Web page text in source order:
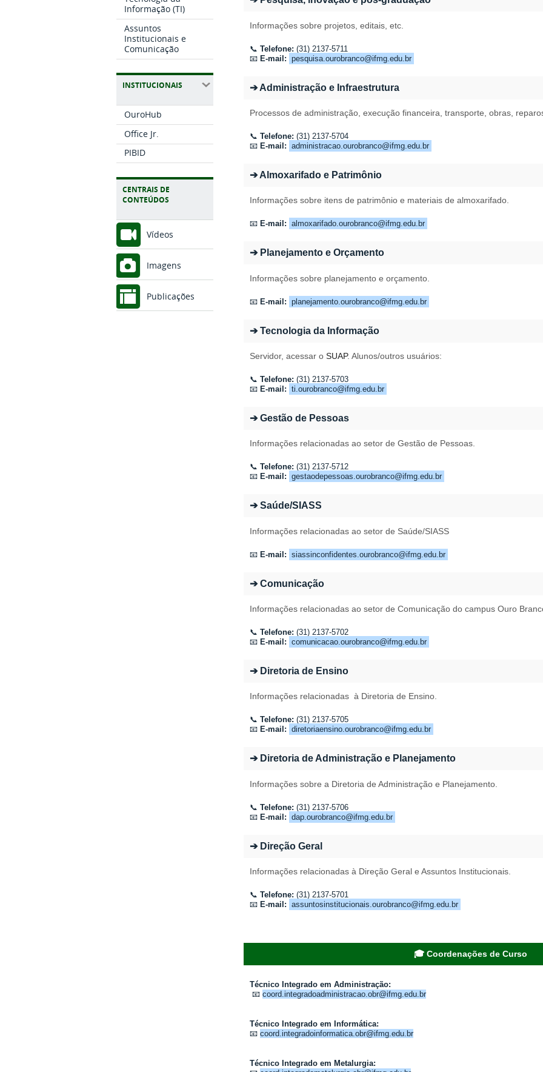
Informação (TI)
Assuntos
Institucionais e
Comunicação
INSTITUCIONAIS
OuroHub
Office Jr.
PIBID
CENTRAIS DE
CONTEÚDOS
Vídeos
Imagens
Publicações
Informações sobre projetos, editais, etc.
📞 Telefone: (31) 2137-5711
📧 E-mail: pesquisa.ourobranco@ifmg.edu.br
➔ Administração e Infraestrutura
Processos de administração, execução financeira, transporte, obras,
📞 Telefone: (31) 2137-5704
📧 E-mail: administracao.ourobranco@ifmg.edu.br
➔ Almoxarifado e Patrimônio
Informações sobre itens de patrimônio e materiais de almoxarifado.
📧 E-mail: almoxarifado.ourobranco@ifmg.edu.br
➔ Planejamento e Orçamento
Informações sobre planejamento e orçamento.
📧 E-mail: planejamento.ourobranco@ifmg.edu.br
➔ Tecnologia da Informação
Servidor, acessar o SUAP. Alunos/outros usuários:
📞 Telefone: (31) 2137-5703
📧 E-mail: ti.ourobranco@ifmg.edu.br
➔ Gestão de Pessoas
Informações relacionadas ao setor de Gestão de Pessoas.
📞 Telefone: (31) 2137-5712
📧 E-mail: gestaodepessoas.ourobranco@ifmg.edu.br
➔ Saúde/SIASS
Informações relacionadas ao setor de Saúde/SIASS
📧 E-mail: siassinconfidentes.ourobranco@ifmg.edu.br
➔ Comunicação
Informações relacionadas ao setor de Comunicação do campus Ouro
📞 Telefone: (31) 2137-5702
📧 E-mail: comunicacao.ourobranco@ifmg.edu.br
➔ Diretoria de Ensino
Informações relacionadas à Diretoria de Ensino.
📞 Telefone: (31) 2137-5705
📧 E-mail: diretoriaensino.ourobranco@ifmg.edu.br
➔ Diretoria de Administração e Planejamento
Informações sobre a Diretoria de Administração e Planejamento.
📞 Telefone: (31) 2137-5706
📧 E-mail: dap.ourobranco@ifmg.edu.br
➔ Direção Geral
Informações relacionadas à Direção Geral e Assuntos Institucionais.
📞 Telefone: (31) 2137-5701
📧 E-mail: assuntosinstitucionais.ourobranco@ifmg.edu.br
🎓 Coordenações de Curso
Técnico Integrado em Administração:
📧 coord.integradoadministracao.obr@ifmg.edu.br
Técnico Integrado em Informática:
📧 coord.integradoinformatica.obr@ifmg.edu.br
Técnico Integrado em Metalurgia: